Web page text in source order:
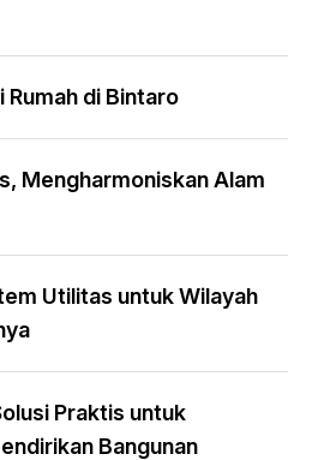
di Bintaro
Mengharmoniskan Alam
Utilitas untuk Wilayah
Praktis untuk
Bangunan